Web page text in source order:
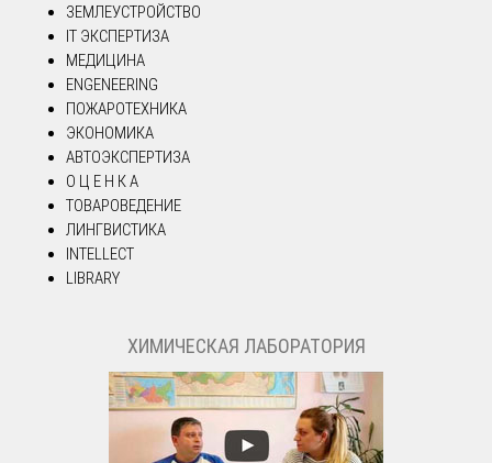
ЗЕМЛЕУСТРОЙСТВО
IT ЭКСПЕРТИЗА
МЕДИЦИНА
ENGENEERING
ПОЖАРОТЕХНИКА
ЭКОНОМИКА
АВТОЭКСПЕРТИЗА
О Ц Е Н К А
ТОВАРОВЕДЕНИЕ
ЛИНГВИСТИКА
INTELLECT
LIBRARY
ХИМИЧЕСКАЯ ЛАБОРАТОРИЯ